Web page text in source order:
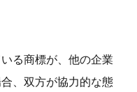
る商標が、他の企業
、双方が協力的な態